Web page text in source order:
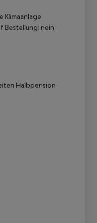
Klimaanlage
Bestellung: nein
Halbpension